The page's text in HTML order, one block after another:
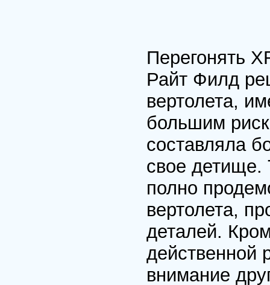
Перегонять
Райт Филд
вертолета,
большим
составляла
свое детище.
полно
вертолета,
деталей.
действенной
внимание